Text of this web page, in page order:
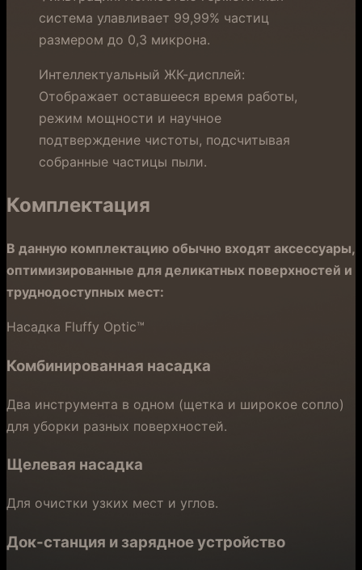
система улавливает 99,99% частиц
размером до 0,3 микрона.
Интеллектуальный ЖК-дисплей:
Отображает оставшееся время работы,
режим мощности и научное
подтверждение чистоты, подсчитывая
собранные частицы пыли.
Комплектация
В данную комплектацию обычно входят аксессуары,
оптимизированные для деликатных поверхностей и
труднодоступных мест:
Насадка Fluffy Optic™
Комбинированная насадка
Два инструмента в одном (щетка и широкое сопло)
для уборки разных поверхностей.
Щелевая насадка
Для очистки узких мест и углов.
Док-станция и зарядное устройство